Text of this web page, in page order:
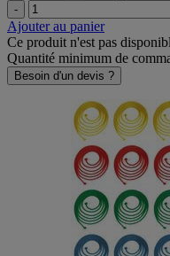
-
Ajouter au panier
Ce produit n'est pas
Quantité minimum de
Besoin d'un devis ?